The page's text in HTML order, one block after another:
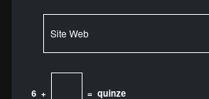
6 + = quinze